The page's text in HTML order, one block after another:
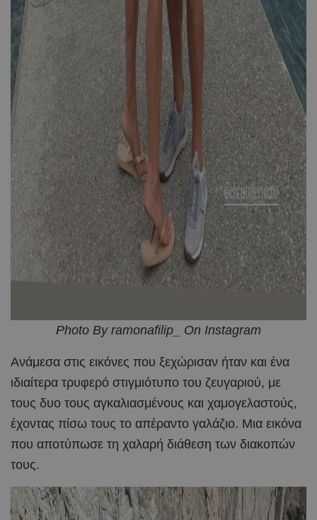
Photo By ramonafilip_ On Instagram
Ανάμεσα στις εικόνες που ξεχώρισαν ήταν και ένα
ιδιαίτερα τρυφερό στιγμιότυπο του ζευγαριού, με
τους δυο τους αγκαλιασμένους και χαμογελαστούς,
έχοντας πίσω τους το απέραντο γαλάζιο. Μια εικόνα
που αποτύπωσε τη χαλαρή διάθεση των διακοπών
τους.